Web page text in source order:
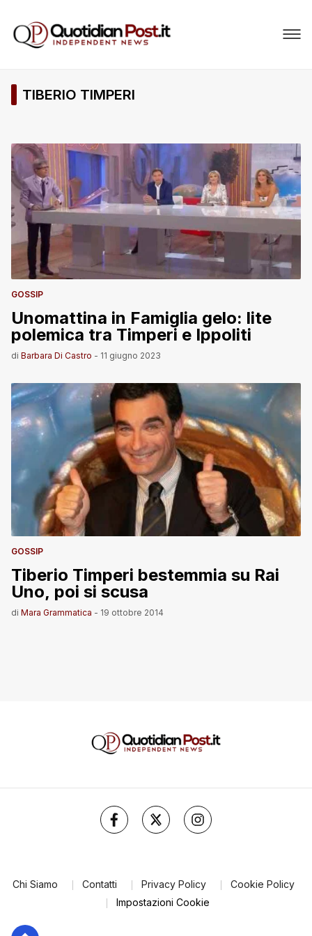
TIBERIO TIMPERI
GOSSIP
Unomattina in Famiglia gelo: lite
polemica tra Timperi e Ippoliti
di Barbara Di Castro - 11 giugno 2023
GOSSIP
Tiberio Timperi bestemmia su Rai
Uno, poi si scusa
di Mara Grammatica - 19 ottobre 2014
Chi Siamo Contatti Privacy Policy
Cookie Policy
Impostazioni Cookie